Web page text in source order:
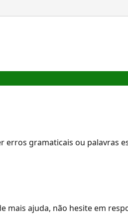
erros gramaticais ou palavras
mais ajuda, não hesite em